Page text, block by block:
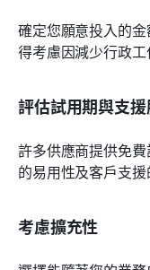
確定您願意投入的
得考慮因減少行政
評估試用期與支
許多供應商提供免
的易用性及客戶支援
考慮擴充性